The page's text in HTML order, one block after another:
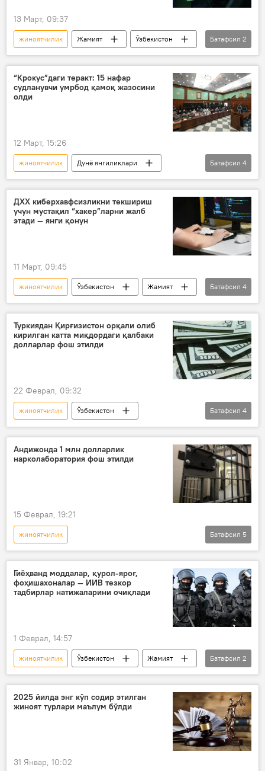
13 Март, 09:37
жиноятчилик Жамият
Ўзбекистон
киберхавфсизлик
Шавкат Мирзиёев
Батафсил 2
“Крокус”даги теракт: 15 нафар
судланувчи умрбод қамоқ жазосини
олди
12 Март, 15:26
жиноятчилик
Дунё янгиликлари
Крокус Сити Холлдаги теракт
Москва
Россия
Батафсил 4
ДХХ киберхавфсизликни текшириш
учун мустақил “хакер”ларни жалб
этади — янги қонун
11 Март, 09:45
жиноятчилик Ўзбекистон
Жамият
рақамли технологиялар
ахборот технологиялари (IT)
киберҳужум
Батафсил 4
Туркиядан Қирғизистон орқали олиб
кирилган катта миқдордаги қалбаки
долларлар фош этилди
22 Феврал, 09:32
жиноятчилик
Ўзбекистон
Давлат хавфсизлик хизмати (ДХХ)
ИИВ
Жиноят кодекси
қалбаки
Батафсил 4
Андижонда 1 млн долларлик
нарколаборатория фош этилди
15 Феврал, 19:21
жиноятчилик
Давлат хавфсизлик хизмати (ДХХ)
гиёҳванд моддалар
Ўзбекистон
Жамият
Андижон вилояти
Батафсил 5
Гиёҳванд моддалар, қурол-яроғ,
фоҳишахоналар — ИИВ тезкор
тадбирлар натижаларини очиқлади
1 Феврал, 14:57
жиноятчилик Ўзбекистон
Жамият
ИИВ
Давлат хавфсизлик хизмати (ДХХ)
Батафсил 2
2025 йилда энг кўп содир этилган
жиноят турлари маълум бўлди
31 Январ, 10:02